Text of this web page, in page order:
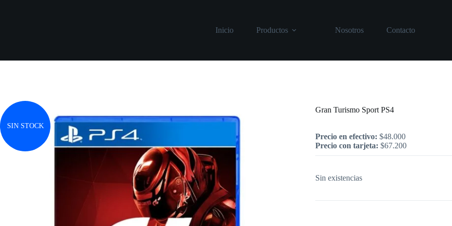
Inicio
Productos Nosotros Contacto
SIN STOCK
Gran Turismo Sport PS4
Precio en efectivo: $48.000
Precio con tarjeta: $67.200
Sin existencias